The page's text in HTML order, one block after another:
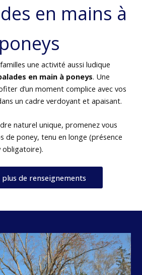
en mains à
poneys
une activité aussi ludique
en main à poneys. Une
d’un moment complice avec vos
un cadre verdoyant et apaisant.
naturel unique, promenez vous
de poney, tenu en longe (présence
obligatoire).
de renseignements